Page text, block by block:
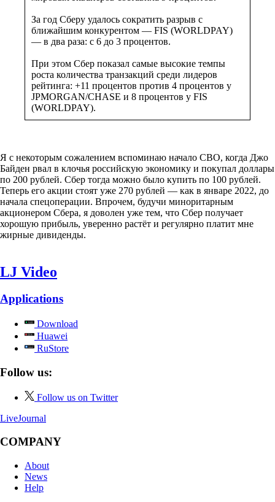
За год Сберу удалось сократить разрыв с
ближайшим конкурентом — FIS (WORLDPAY)
— в два раза: с 6 до 3 процентов.
При этом Сбер показал самые высокие темпы
роста количества транзакций среди лидеров
рейтинга: +11 процентов против 4 процентов у
JPMORGAN/CHASE и 8 процентов у FIS
(WORLDPAY).
Я с некоторым сожалением вспоминаю начало СВО, когда Джо
Байден рвал в клочья российскую экономику и покупал доллары
по 200 рублей. Сбер тогда можно было купить по 100 рублей.
Теперь его акции стоят уже 270 рублей — как в январе 2022, до
начала спецоперации. Впрочем, будучи миноритарным
акционером Сбера, я доволен уже тем, что Сбер получает
хорошую прибыль, уверенно растёт и регулярно платит мне
жирные дивиденды.
LJ Video
Applications
Download
Huawei
RuStore
Follow us:
Follow us on Twitter
LiveJournal
COMPANY
About
News
Help